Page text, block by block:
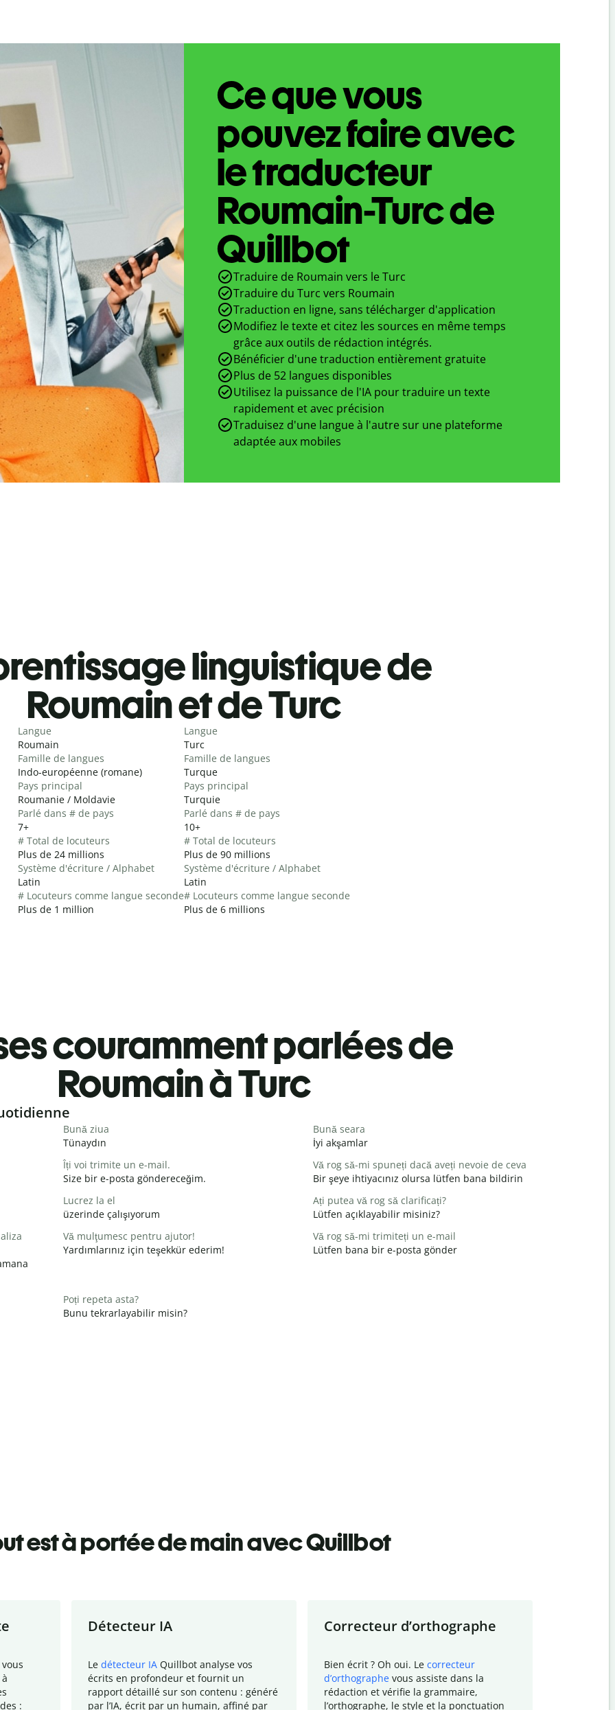
Ce que vous
pouvez faire avec
le traducteur
Roumain-Turc de
Quillbot
Traduire de Roumain vers le Turc
Traduire du Turc vers Roumain
Traduction en ligne, sans télécharger d'application
Modifiez le texte et citez les sources en même temps
grâce aux outils de rédaction intégrés.
Bénéficier d'une traduction entièrement gratuite
Plus de 52 langues disponibles
Utilisez la puissance de l'IA pour traduire un texte
rapidement et avec précision
Traduisez d'une langue à l'autre sur une plateforme
adaptée aux mobiles
linguistique de
Roumain et de Turc
Langue
Roumain
Famille de langues
Indo-européenne (romane)
Pays principal
Roumanie / Moldavie
Parlé dans # de pays
7+
# Total de locuteurs
Plus de 24 millions
Système d'écriture / Alphabet
Latin
# Locuteurs comme langue seconde
Plus de 1 million
Langue
Turc
Famille de langues
Turque
Pays principal
Turquie
Parlé dans # de pays
10+
# Total de locuteurs
Plus de 90 millions
Système d'écriture / Alphabet
Latin
# Locuteurs comme langue seconde
Plus de 6 millions
couramment parlées de
Roumain à Turc
Bună ziua
Tünaydın
Bună seara
İyi akşamlar
Îți voi trimite un e-mail.
Size bir e-posta göndereceğim.
Vă rog să-mi spuneți dacă aveți nevoie de ceva
Bir şeye ihtiyacınız olursa lütfen bana bildirin
Lucrez la el
üzerinde çalışıyorum
Ați putea vă rog să clarificați?
Lütfen açıklayabilir misiniz?
Vă mulţumesc pentru ajutor!
Yardımlarınız için teşekkür ederim!
Vă rog să-mi trimiteți un e-mail
Lütfen bana bir e-posta gönder
Poți repeta asta?
Bunu tekrarlayabilir misin?
est à portée de main avec Quillbot
:
Détecteur IA
Le détecteur IA Quillbot analyse vos
écrits en profondeur et fournit un
rapport détaillé sur son contenu : généré
par l’IA, écrit par un humain, affiné par
Correcteur d’orthographe
Bien écrit ? Oh oui. Le correcteur
d’orthographe vous assiste dans la
rédaction et vérifie la grammaire,
l’orthographe, le style et la ponctuation